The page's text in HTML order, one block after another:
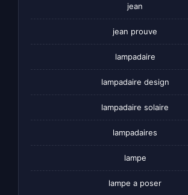
jean
jean prouve
lampadaire
lampadaire design
lampadaire solaire
lampadaires
lampe
lampe a poser